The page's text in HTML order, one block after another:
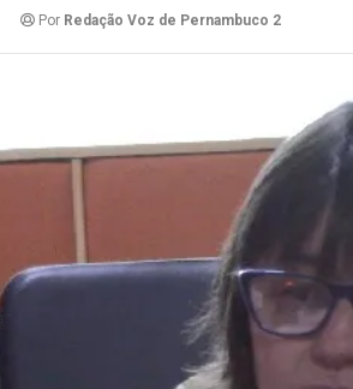
Por Redação Voz de Pernambuco 2